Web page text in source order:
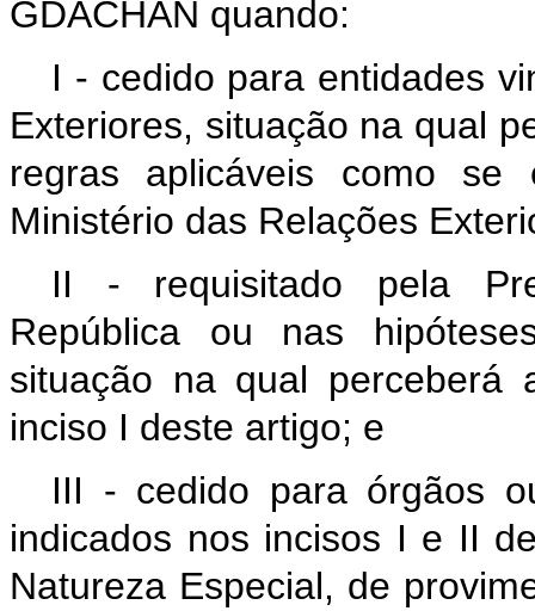
GDACHAN quando:
I - cedido para entidades
Exteriores, situação na qual
regras aplicáveis como se
Ministério das Relações
II - requisitado pela
República ou nas
situação na qual perceberá
inciso I deste artigo; e
III - cedido para órgãos
indicados nos incisos I e II
Natureza Especial, de